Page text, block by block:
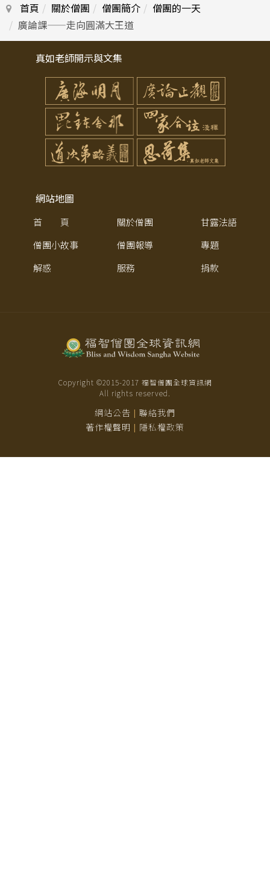
首頁 關於僧團 僧團簡介
僧團的一天
廣論課——走向圓滿大王道
真如老師開示與文集
網站地圖
首 頁 關於僧團
甘露法語
僧團小故事
僧團報導
專題
解惑
服務 捐款
Copyright ©2015-2017 福智僧團全球資訊網
All rights reserved.
網站公告 | 聯絡我們
著作權聲明 | 隱私權政策